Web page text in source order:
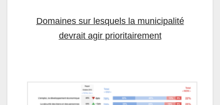
Domaines sur lesquels la municipalité
devrait agir prioritairement